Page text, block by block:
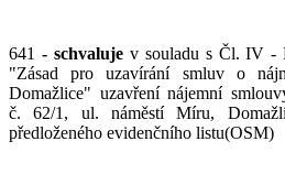
641 -schvalujev souladu s Čl. IV -
"Zásad pro uzavírání smluv o
Domažlice" uzavření nájemní
č. 62/1, ul. náměstí Míru,
předloženého evidenčního listu(OSM)